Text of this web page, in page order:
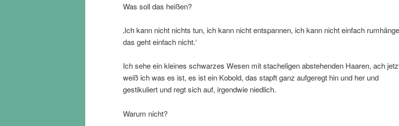
Was soll das heißen?
‚Ich kann nicht nichts tun, ich kann nicht entspannen, ich kann nicht einfach
das geht einfach nicht.‘
Ich sehe ein kleines schwarzes Wesen mit stacheligen abstehenden Haaren, ach
weiß ich was es ist, es ist ein Kobold, das stapft ganz aufgeregt hin und her und
gestikuliert und regt sich auf, irgendwie niedlich.
Warum nicht?